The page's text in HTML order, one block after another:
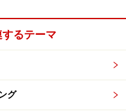
す。そのためバスに乗車
ームページで検索するこ
るテーマ
グ